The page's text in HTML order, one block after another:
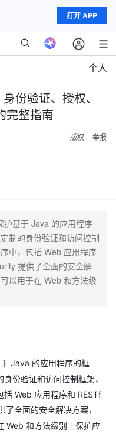
打开 APP
个人
份验证、授权、
完整指南
版权 举报
护基于 Java 的应用程序
制的身份验证和访问控制
中，包括 Web 应用程序
提供了全面的安全解
以用于在 Web 和方法级
Java 的应用程序的框
份验证和访问控制框架，
括 Web 应用程序和 RESTf
了全面的安全解决方案，
Web 和方法级别上保护应